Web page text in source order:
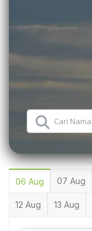
06 Aug 07 Aug
12 Aug 13 Aug